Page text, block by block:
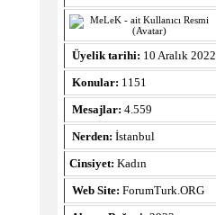
Üyelik tarihi: 10 Aralık 2022
Konular: 1151
Mesajlar: 4.559
Nerden: İstanbul
Cinsiyet: Kadın
Web Site: ForumTurk.ORG